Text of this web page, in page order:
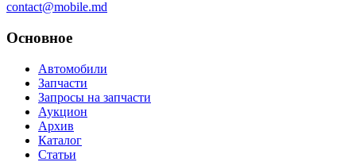
contact@mobile.md
Основное
Автомобили
Запчасти
Запросы на запчасти
Аукцион
Архив
Каталог
Статьи